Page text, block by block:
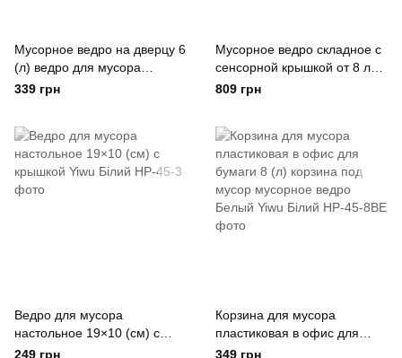
Мусорное ведро на дверцу 6
(л) ведро для мусора
пластиковое навесное
339 грн
Мусорное ведро складное с
сенсорной крышкой от 8 л
до 17. 5 л серый Houhai
809 грн
Ведро для мусора
настольное 19×10 (см) с
крышкой Yiwu Білий
249 грн
Корзина для мусора
пластиковая в офис для
бумаги 8 (л) корзина под
349 грн